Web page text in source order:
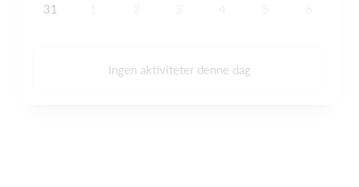
31
Ingen aktiviteter denne dag